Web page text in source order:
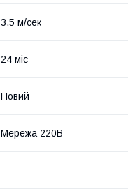
3.5 м/сек
24 міс
Новий
Мережа 220В